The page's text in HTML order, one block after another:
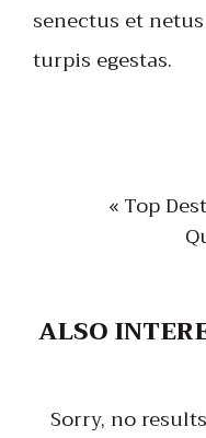
senectus et
turpis egestas.
« Top
ALSO
Sorry, no